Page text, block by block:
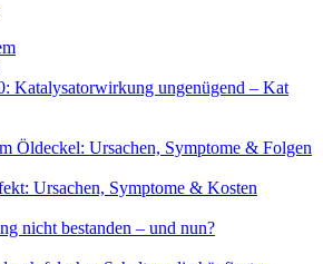
Katalysatorwirkung ungenügend – Kat
Öldeckel: Ursachen, Symptome & Folgen
Ursachen, Symptome & Kosten
nicht bestanden – und nun?